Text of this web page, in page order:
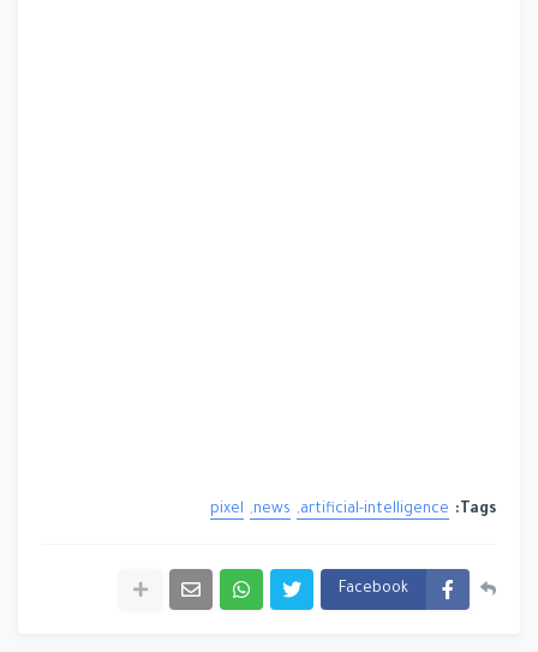
Tags:
artificial-intelligence
news
pixel
Facebook